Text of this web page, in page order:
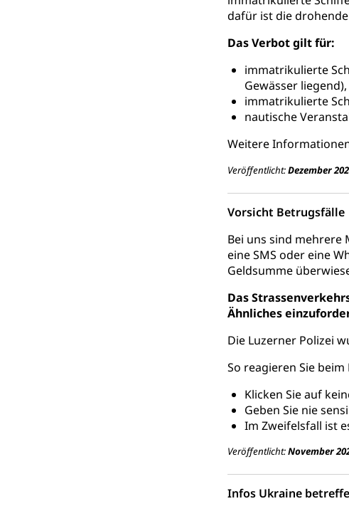
dafür ist die
Das Verbot gilt für:
immatrikulierte
Gewässer liegend),
immatrikulierte
nautische
Weitere
Veröffentlicht:Dezember
Vorsicht Betrugsfälle
Bei uns sind mehrere
eine SMS oder eine
Geldsumme
Das
Ähnliches
Die Luzerner Polizei
So reagieren Sie
Klicken Sie auf
Geben Sie nie
Im Zweifelsfall ist
Veröffentlicht:November
Infos Ukraine
fossile Energie,
Grundbuch
Grundbuch
Luft und Klima
Luftreinhaltung,
Atmosphäre,
Raumplanung
Raumplan,
Raumdatenpool